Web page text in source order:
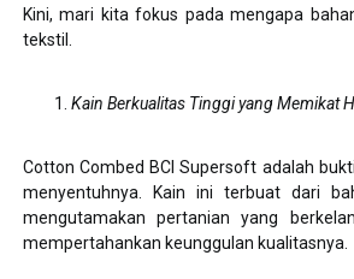
Kini, mari kita fokus pada mengapa
tekstil.
Kain Berkualitas Tinggi yang Memikat
Cotton Combed BCI Supersoft adalah
menyentuhnya. Kain ini terbuat dari
mengutamakan pertanian yang
mempertahankan keunggulan kualitasnya.